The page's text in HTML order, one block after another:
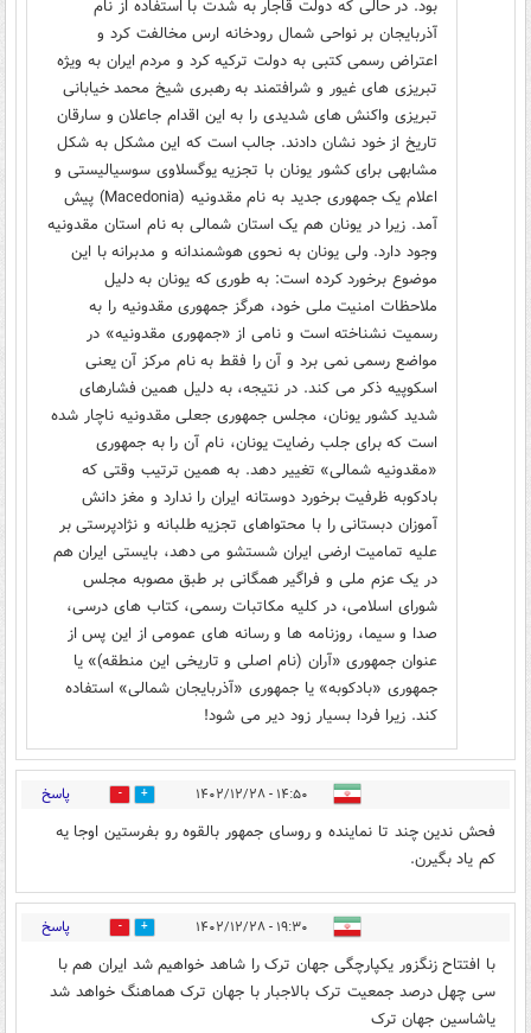
بود. در حالی که دولت قاجار به شدت با استفاده از نام
آذربایجان بر نواحی شمال رودخانه ارس مخالفت کرد و
اعتراض رسمی کتبی به دولت ترکیه کرد و مردم ایران به ویژه
تبریزی های غیور و شرافتمند به رهبری شیخ محمد خیابانی
تبریزی واکنش های شدیدی را به این اقدام جاعلان و سارقان
تاریخ از خود نشان دادند. جالب است که این مشکل به شکل
مشابهی برای کشور یونان با تجزیه یوگسلاوی سوسیالیستی و
اعلام یک جمهوری جدید به نام مقدونیه (Macedonia) پیش
آمد. زیرا در یونان هم یک استان شمالی به نام استان مقدونیه
وجود دارد. ولی یونان به نحوی هوشمندانه و مدبرانه با این
موضوع برخورد کرده است: به طوری که یونان به دلیل
ملاحظات امنیت ملی خود، هرگز جمهوری مقدونیه را به
رسمیت نشناخته است و نامی از «جمهوری مقدونیه» در
مواضع رسمی نمی برد و آن را فقط به نام مرکز آن یعنی
اسکوپیه ذکر می کند. در نتیجه، به دلیل همین فشار‌های
شدید کشور یونان، مجلس جمهوری جعلی مقدونیه ناچار شده
است که برای جلب رضایت یونان، نام آن را به جمهوری
«مقدونیه شمالی» تغییر دهد. به همین ترتیب وقتی که
بادکوبه ظرفیت برخورد دوستانه ایران را ندارد و مغز دانش
آموزان دبستانی را با محتواهای تجزیه طلبانه و نژادپرستی بر
علیه تمامیت ارضی ایران شستشو می دهد، بایستی ایران هم
در یک عزم ملی و فراگیر همگانی بر طبق مصوبه مجلس
شورای اسلامی، در کلیه مکاتبات رسمی، کتاب های درسی،
صدا و سیما، روزنامه ها و رسانه های عمومی از این پس از
عنوان جمهوری «آران (نام اصلی و تاریخی این منطقه)» یا
جمهوری «بادکوبه» یا جمهوری «آذربایجان شمالی» استفاده
کند. زیرا فردا بسیار زود دیر می شود!
۱۴:۵۰ - ۱۴۰۲/۱۲/۲۸ 0 پاسخ
فحش ندین چند تا نماینده و روسای جمهور بالقوه رو بفرستین اوجا یه
کم یاد بگیرن.
۱۹:۳۰ - ۱۴۰۲/۱۲/۲۸ 5 پاسخ
با افتتاح زنگزور یکپارچگی جهان ترک را شاهد خواهیم شد ایران هم با
سی چهل درصد جمعیت ترک بالاجبار با جهان ترک هماهنگ خواهد شد
یاشاسین جهان ترک